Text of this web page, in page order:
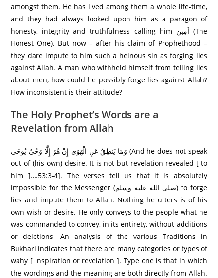
amongst them. He has lived among them a whole life-time,
and they had always looked upon him as a paragon of
honesty, integrity and truthfulness calling him اَمِین (The
Honest One). But now – after his claim of Prophethood –
they dare impute to him such a heinous sin as forging lies
against Allah. A man who withheld himself from telling lies
about men, how could he possibly forge lies against Allah?
How inconsistent is their attitude?
The Holy Prophet’s Words are a
Revelation from Allah
وَمَا يَنطِقُ عَنِ الْهَوَىٰ إِنْ هُوَ إِلَّا وَحْيٌ يُوحَىٰ (And he does not speak
out of (his own) desire. It is not but revelation revealed [ to
him ]….53:3-4]. The verses tell us that it is absolutely
impossible for the Messenger (صلى الله عليه وسلم) to forge
lies and impute them to Allah. Nothing he utters is of his
own wish or desire. He only conveys to the people what he
was commanded to convey, in its entirety, without additions
or deletions. An analysis of the various Traditions in
Bukhari indicates that there are many categories or types of
wahy [ inspiration or revelation ]. Type one is that in which
the wordings and the meaning are both directly from Allah.